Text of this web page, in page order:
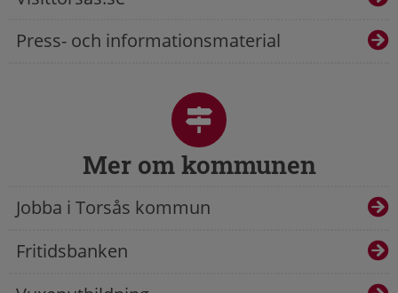
Press- och informationsmaterial
Mer om kommunen
Jobba i Torsås kommun
Fritidsbanken